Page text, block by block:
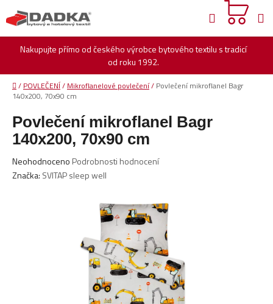
na
obsah
Nakupujte přímo od českého výrobce bytového textilu s tradicí
od roku 1992.
Hledat
Domů
/ POVLEČENÍ/ Mikroflanelové povlečení/ Povlečení mikroflanel Bagr
140x200, 70x90 cm
Povlečení mikroflanel Bagr
140x200, 70x90 cm
Průměrné
hodnocení
Neohodnoceno Podrobnosti hodnocení
Značka: SVITAP sleep well